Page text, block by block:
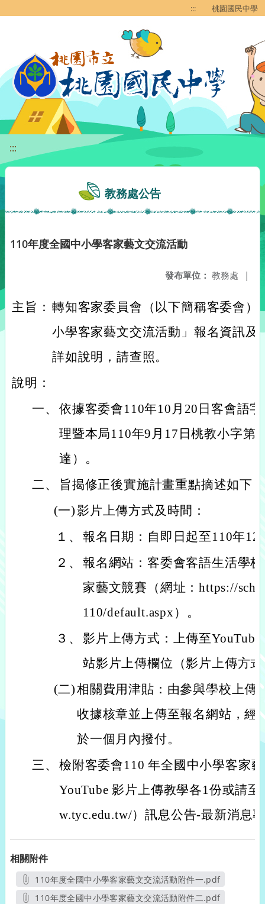
::: 桃園國民中學
:::
教務處公告
110年度全國中小學客家藝文交流活動
發布單位： 教務處 |
主旨： 轉知客家委員會（以下簡稱客委會）
小學客家藝文交流活動」報名資訊及
詳如說明，請查照。
說明：
一、 依據客委會110年10月20日客會語
理暨本局110年9月17日桃教小字第
達）。
二、
旨揭修正後實施計畫重點摘述如下：
(一)影片上傳方式及時間：
１、 報名日期：自即日起至110年
２、 報名網站：客委會客語生活學
家藝文競賽（網址：https://
110/default.aspx）。
３、 影片上傳方式：上傳至
站影片上傳欄位（影片上傳方
(二)相關費用津貼：由參與學校上傳
收據核章並上傳至報名網站，經
於一個月內撥付。
三、 檢附客委會110 年全國中小學客家
YouTube 影片上傳教學各1份或請
w.tyc.edu.tw/）訊息公告-最新消息
相關附件
110年度全國中小學客家藝文交流活動附件一.pdf
另開新視窗
110年度全國中小學客家藝文交流活動附件二.pdf